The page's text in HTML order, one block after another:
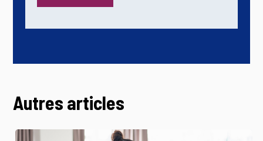
Autres articles